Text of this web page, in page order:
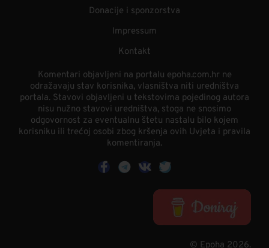
Donacije i sponzorstva
Impressum
Kontakt
Komentari objavljeni na portalu epoha.com.hr ne
odražavaju stav korisnika, vlasništva niti uredništva
portala. Stavovi objavljeni u tekstovima pojedinog autora
nisu nužno stavovi uredništva, stoga ne snosimo
odgovornost za eventualnu štetu nastalu bilo kojem
korisniku ili trećoj osobi zbog kršenja ovih Uvjeta i pravila
komentiranja.
© Epoha 2026.